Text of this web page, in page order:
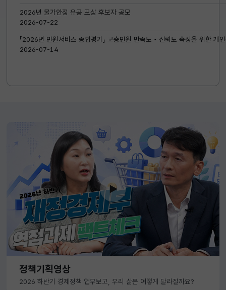
2026년 물가안정 유공 포상 후보자 공모
2026-07-22
「2026년 민원서비스 종합평가」 고충민원 만족도‧신뢰도 측정을 위한 개
2026-07-14
정책기획영상
2026 하반기 경제정책 업무보고, 우리 삶은 어떻게 달라질까요?